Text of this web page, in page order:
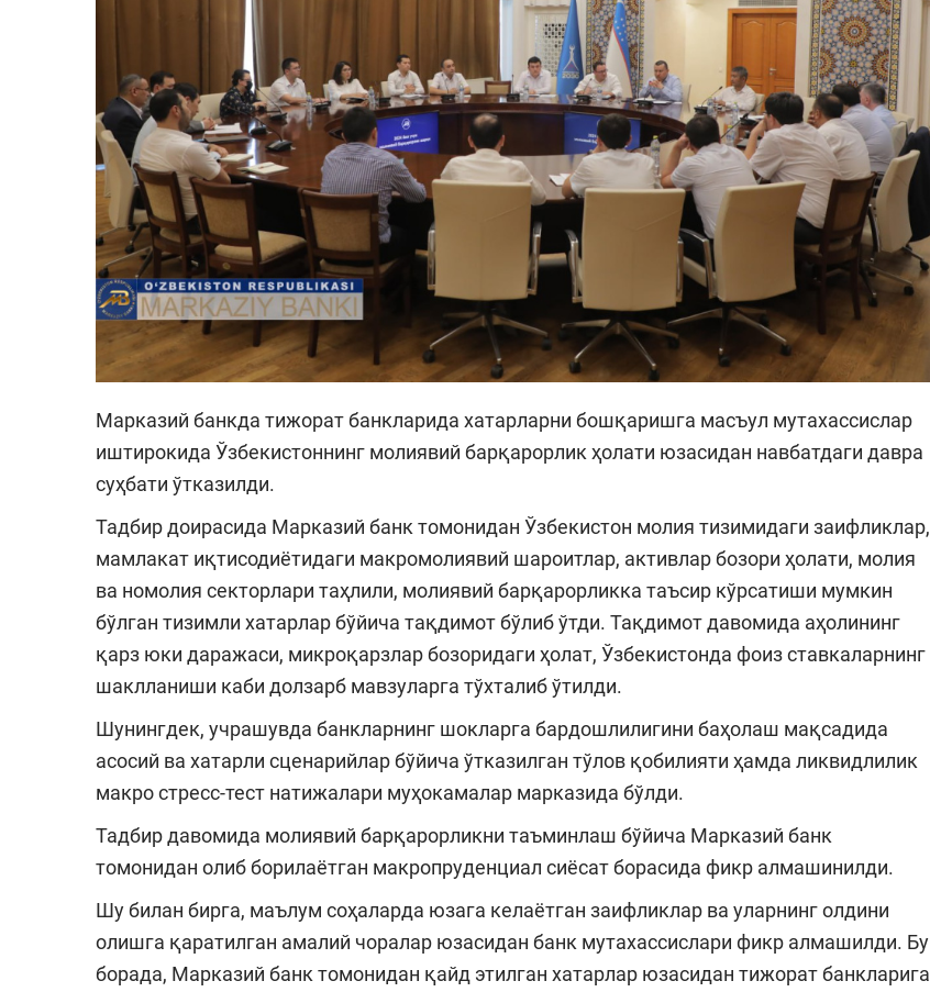
Марказий банкда тижорат банкларида хатарларни бошқаришга масъул мутахассислар
иштирокида Ўзбекистоннинг молиявий барқарорлик ҳолати юзасидан навбатдаги давра
суҳбати ўтказилди.
Тадбир доирасида Марказий банк томонидан Ўзбекистон молия тизимидаги заифликлар,
мамлакат иқтисодиётидаги макромолиявий шароитлар, активлар бозори ҳолати, молия
ва номолия секторлари таҳлили, молиявий барқарорликка таъсир кўрсатиши мумкин
бўлган тизимли хатарлар бўйича тақдимот бўлиб ўтди. Тақдимот давомида аҳолининг
қарз юки даражаси, микроқарзлар бозоридаги ҳолат, Ўзбекистонда фоиз ставкаларнинг
шаклланиши каби долзарб мавзуларга тўхталиб ўтилди.
Шунингдек, учрашувда банкларнинг шокларга бардошлилигини баҳолаш мақсадида
асосий ва хатарли сценарийлар бўйича ўтказилган тўлов қобилияти ҳамда ликвидлилик
макро стресс-тест натижалари муҳокамалар марказида бўлди.
Тадбир давомида молиявий барқарорликни таъминлаш бўйича Марказий банк
томонидан олиб борилаётган макропруденциал сиёсат борасида фикр алмашинилди.
Шу билан бирга, маълум соҳаларда юзага келаётган заифликлар ва уларнинг олдини
олишга қаратилган амалий чоралар юзасидан банк мутахассислари фикр алмашилди. Бу
борада, Марказий банк томонидан қайд этилган хатарлар юзасидан тижорат банкларига